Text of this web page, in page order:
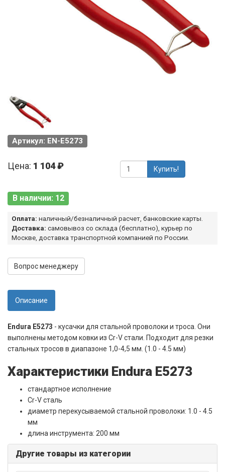
Артикул: EN-E5273
Цена: 1 104 ₽ Купить!
В наличии: 12
Оплата: наличный/безналичный расчет, банковские карты.
Доставка: самовывоз со склада (бесплатно), курьер по
Москве, доставка транспортной компанией по России.
Вопрос менеджеру
Описание
Endura E5273 - кусачки для стальной проволоки и троса. Они
выполнены методом ковки из Cr-V стали. Подходит для резки
стальных тросов в диапазоне 1,0-4,5 мм. (1.0 - 4.5 мм)
Характеристики Endura E5273
стандартное исполнение
Cr-V сталь
диаметр перекусываемой стальной проволоки: 1.0 - 4.5
мм
длина инструмента: 200 мм
Другие товары из категории